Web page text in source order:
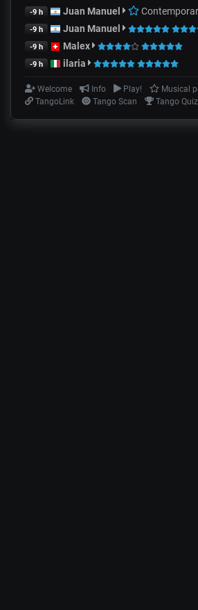
-9 h Juan Manuel
-9 h Juan Manuel
-9 h Malex
-9 h ilaria
Welcome Info Play!
Musical
TangoLink
Tango Scan Tango Quiz